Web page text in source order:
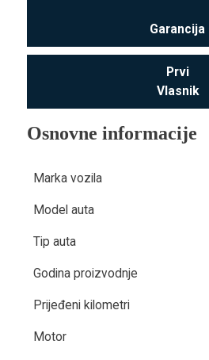
Garancija
Prvi
Vlasnik
Osnovne informacije
Marka vozila
Model auta
Tip auta
Godina proizvodnje
Prijeđeni kilometri
Motor